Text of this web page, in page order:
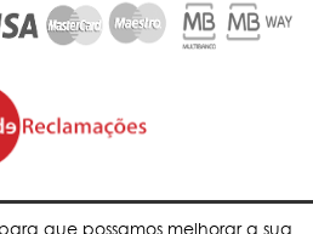
que possamos melhorar a sua